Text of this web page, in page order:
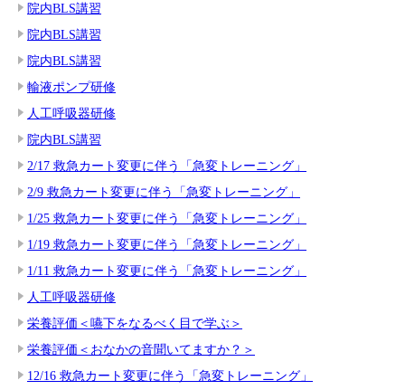
院内BLS講習
院内BLS講習
院内BLS講習
輸液ポンプ研修
人工呼吸器研修
院内BLS講習
2/17 救急カート変更に伴う「急変トレーニング」
2/9 救急カート変更に伴う「急変トレーニング」
1/25 救急カート変更に伴う「急変トレーニング」
1/19 救急カート変更に伴う「急変トレーニング」
1/11 救急カート変更に伴う「急変トレーニング」
人工呼吸器研修
栄養評価＜嚥下をなるべく目で学ぶ＞
栄養評価＜おなかの音聞いてますか？＞
12/16 救急カート変更に伴う「急変トレーニング」